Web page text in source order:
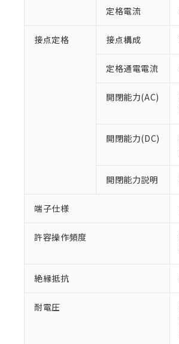
定格電流
接点定格 接点構成
定格通電電流
開閉能力(AC)
開閉能力(DC)
開閉能力説明
端子仕様
許容操作頻度
絶縁抵抗
耐電圧